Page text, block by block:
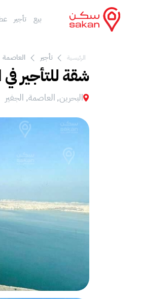
بيع تأجير
الرئيسية تأجير العاصمة
شقة للتأجير
البحرين, العاصمة, الجفير